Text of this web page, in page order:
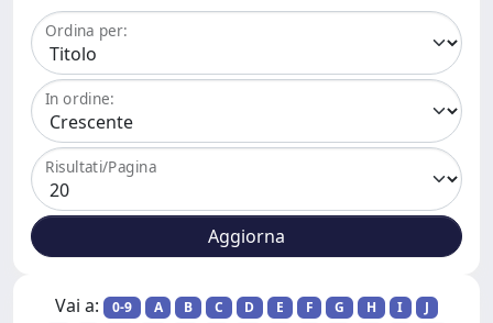
Ordina per:
In ordine:
Risultati/Pagina
Vai a: 0-9 A B C D E F G H I
J